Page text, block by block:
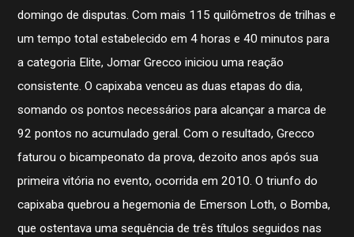
domingo de disputas. Com mais 115 quilômetros de trilhas e
um tempo total estabelecido em 4 horas e 40 minutos para
a categoria Elite, Jomar Grecco iniciou uma reação
consistente. O capixaba venceu as duas etapas do dia,
somando os pontos necessários para alcançar a marca de
92 pontos no acumulado geral. Com o resultado, Grecco
faturou o bicampeonato da prova, dezoito anos após sua
primeira vitória no evento, ocorrida em 2010. O triunfo do
capixaba quebrou a hegemonia de Emerson Loth, o Bomba,
que ostentava uma sequência de três títulos seguidos nas